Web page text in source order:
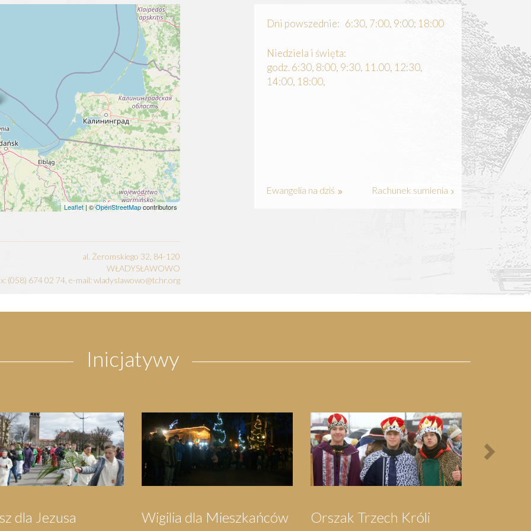
Leaflet | ©OpenStreetMapcontributors
al. Żeromskiego 32, 84-120
WŁADYSŁAWOWO
(058) 674 02 74, e-mail: wladyslawowo@tchr.org
Dni powszednie: 6:30, 7:00, 9:00; 18:00
Niedziela i święta:
godz. 6:30, 8:00, 9:30, 11.00, 12:30,
14:00, 18:00,
Ewangelia na dziś Rachunek sumienia
Inicjatywy
do
Festyn Parafialny Bieg Papieski